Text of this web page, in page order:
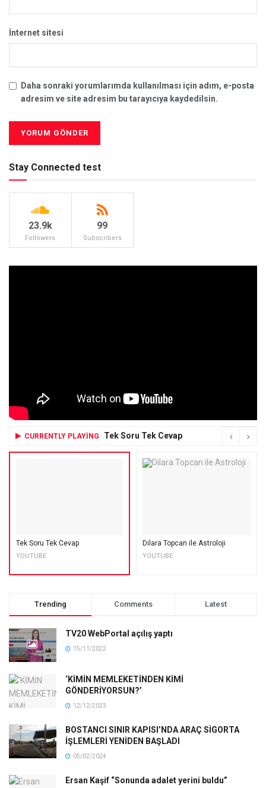
İnternet sitesi
Daha sonraki yorumlarımda kullanılması için adım, e-posta
adresim ve site adresim bu tarayıcıya kaydedilsin.
Stay Connected test
23.9k
Followers
99
Subscribers
CURRENTLY PLAYING Tek Soru Tek Cevap
Tek Soru Tek Cevap
YOUTUBE
Dilara Topcan ile Astroloji
YOUTUBE
Trending Comments Latest
TV20 WebPortal açılış yaptı
15/11/2022
‘KİMİN MEMLEKETİNDEN KİMİ
GÖNDERİYORSUN?’
12/12/2023
BOSTANCI SINIR KAPISI’NDA ARAÇ SİGORTA
İŞLEMLERİ YENİDEN BAŞLADI
05/02/2024
Ersan Kaşif “Sonunda adalet yerini buldu”